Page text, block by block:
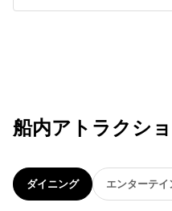
船内アトラクシ
ダイニング エンターテイ